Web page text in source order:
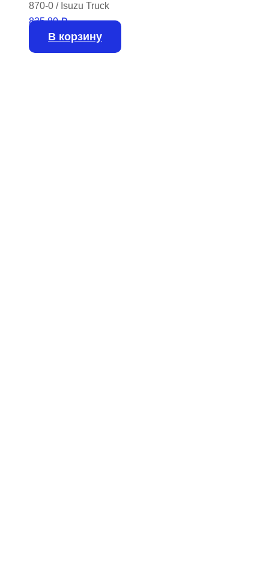
870-0 / Isuzu Truck
835,80₽
В корзину